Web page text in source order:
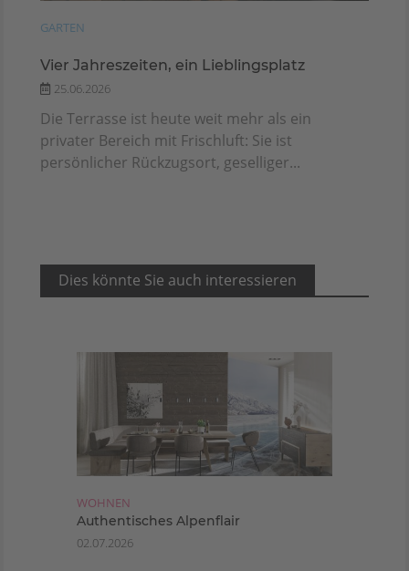
GARTEN
Vier Jahreszeiten, ein Lieblingsplatz
25.06.2026
Die Terrasse ist heute weit mehr als ein
privater Bereich mit Frischluft: Sie ist
persönlicher Rückzugsort, geselliger...
Dies könnte Sie auch interessieren
WOHNEN
Authentisches Alpenflair
02.07.2026